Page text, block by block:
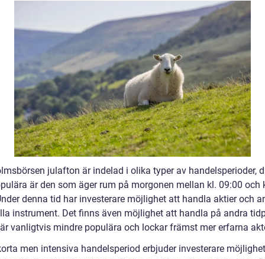
julafton är indelad i olika typer av handelsperioder,
är den som äger rum på morgonen mellan kl. 09:00 och
denna tid har investerare möjlighet att handla aktier och
instrument. Det finns även möjlighet att handla på andra
vanligtvis mindre populära och lockar främst mer erfarna
men intensiva handelsperiod erbjuder investerare